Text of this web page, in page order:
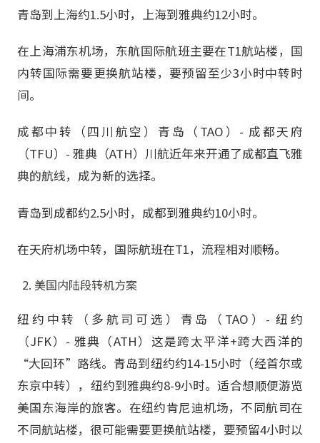
青岛到上海约1.5小时，上海到雅典约12小时。
在上海浦东机场，东航国际航班主要在T1航站楼，国
内转国际需要更换航站楼，要预留至少3小时中转时
间。
成都中转（四川航空）青岛（TAO）- 成都天府
（TFU）- 雅典（ATH）川航近年来开通了成都直飞雅
典的航线，成为新的选择。
青岛到成都约2.5小时，成都到雅典约10小时。
在天府机场中转，国际航班在T1，流程相对顺畅。
美国内陆段转机方案
纽约中转（多航司可选）青岛（TAO）- 纽约
（JFK）- 雅典（ATH）这是跨太平洋+跨大西洋的
“大回环”路线。青岛到纽约约14-15小时（经首尔或
东京中转），纽约到雅典约8-9小时。适合想顺便游览
美国东海岸的旅客。在纽约肯尼迪机场，不同航司在
不同航站楼，很可能需要更换航站楼，要预留4小时以